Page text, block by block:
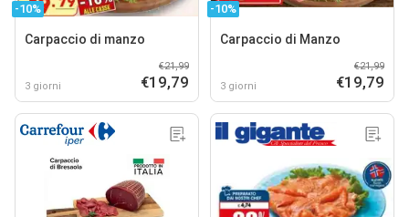
-10%
Carpaccio di manzo
3 giorni
€21,99
€19,79
-10%
Carpaccio di Manzo
3 giorni
€21,99
€19,79